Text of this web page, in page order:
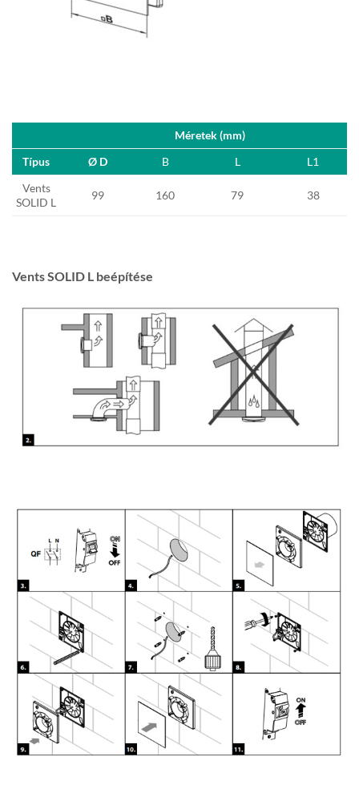
Vents
SOLID L
99 160 79 38
Méretek (mm)
Típus
Ø D B L L1
Vents SOLID L beépítése